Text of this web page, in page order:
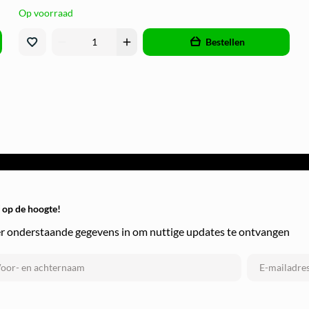
Op voorraad
add Bestellen
de hoogte!
onderstaande gegevens in om nuttige updates te ontvangen